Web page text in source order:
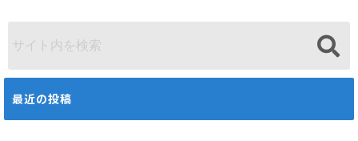
最近の投稿